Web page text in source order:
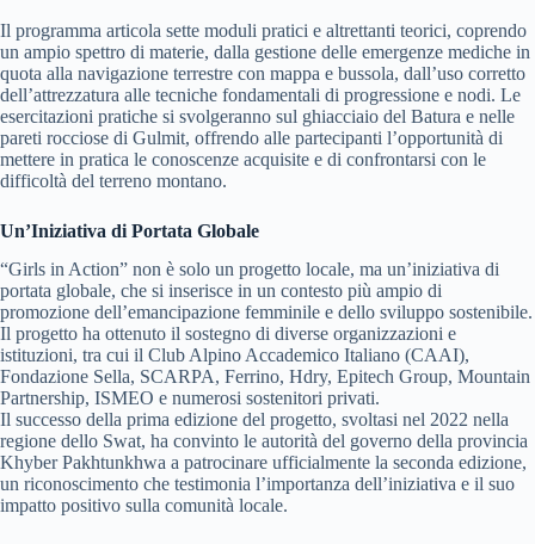
Il programma articola sette moduli pratici e altrettanti teorici, coprendo
un ampio spettro di materie, dalla gestione delle emergenze mediche in
quota alla navigazione terrestre con mappa e bussola, dall’uso corretto
dell’attrezzatura alle tecniche fondamentali di progressione e nodi. Le
esercitazioni pratiche si svolgeranno sul ghiacciaio del Batura e nelle
pareti rocciose di Gulmit, offrendo alle partecipanti l’opportunità di
mettere in pratica le conoscenze acquisite e di confrontarsi con le
difficoltà del terreno montano.
Un’Iniziativa di Portata Globale
“Girls in Action” non è solo un progetto locale, ma un’iniziativa di
portata globale, che si inserisce in un contesto più ampio di
promozione dell’emancipazione femminile e dello sviluppo sostenibile.
Il progetto ha ottenuto il sostegno di diverse organizzazioni e
istituzioni, tra cui il Club Alpino Accademico Italiano (CAAI),
Fondazione Sella, SCARPA, Ferrino, Hdry, Epitech Group, Mountain
Partnership, ISMEO e numerosi sostenitori privati.
Il successo della prima edizione del progetto, svoltasi nel 2022 nella
regione dello Swat, ha convinto le autorità del governo della provincia
Khyber Pakhtunkhwa a patrocinare ufficialmente la seconda edizione,
un riconoscimento che testimonia l’importanza dell’iniziativa e il suo
impatto positivo sulla comunità locale.